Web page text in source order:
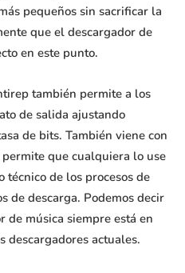
pequeños sin sacrificar la
que el descargador de
en este punto.
también permite a los
de salida ajustando
de bits. También viene con
que cualquiera lo use
de los procesos de
de descarga. Podemos decir
de música siempre está en
descargadores actuales.